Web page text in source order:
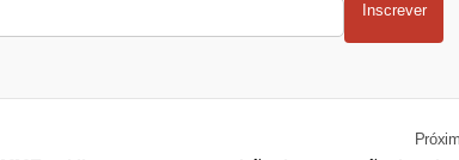
Inscrever